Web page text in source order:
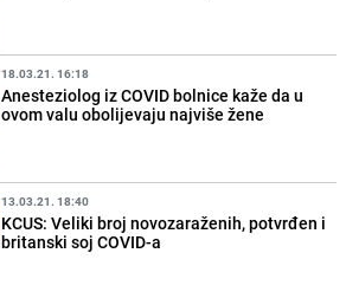
18.03.21. 16:18
Anesteziolog iz COVID bolnice kaže da u
ovom valu obolijevaju najviše žene
13.03.21. 18:40
KCUS: Veliki broj novozaraženih, potvrđen i
britanski soj COVID-a